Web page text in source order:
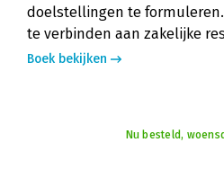
doelstellingen te
te verbinden aan zakelijke
Boek bekijken
Nu besteld,